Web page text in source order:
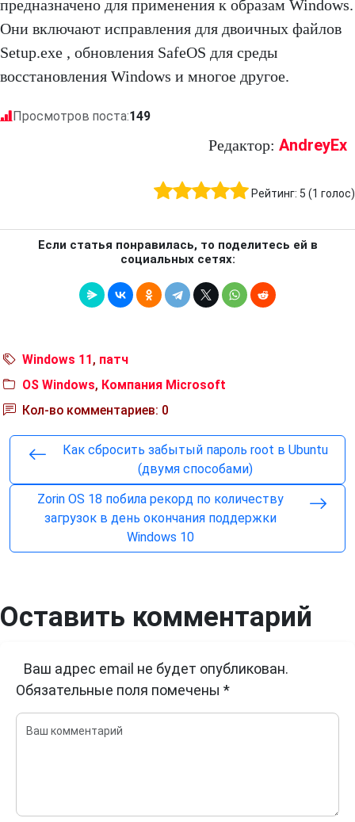
предназначено для применения к образам Windows.
Они включают исправления для двоичных файлов
Setup.exe , обновления SafeOS для среды
восстановления Windows и многое другое.
Просмотров поста:149
Редактор: AndreyEx
Рейтинг: 5 (1 голос)
Если статья понравилась, то поделитесь ей в
социальных сетях:
Windows 11 , патч
OS Windows, Компания Microsoft
Кол-во комментариев: 0
Как сбросить забытый пароль root в Ubuntu
(двумя способами)
Zorin OS 18 побила рекорд по количеству
загрузок в день окончания поддержки
Windows 10
Оставить комментарий
Ваш адрес email не будет опубликован.
Обязательные поля помечены *